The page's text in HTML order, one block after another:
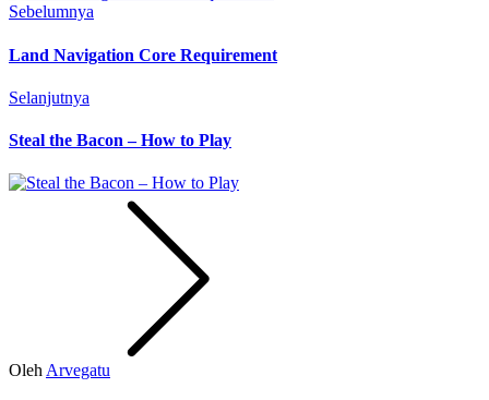
Sebelumnya
Land Navigation Core Requirement
Selanjutnya
Steal the Bacon – How to Play
OlehArvegatu